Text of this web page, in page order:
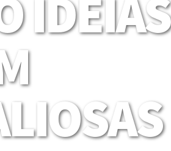
IDEIAS